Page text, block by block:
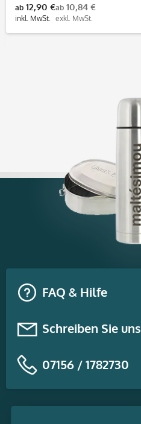
ab 12,90 €
inkl. MwSt.
ab 10,84 €
exkl. MwSt.
FAQ & Hilfe
Schreiben Sie uns
07156 / 1782730